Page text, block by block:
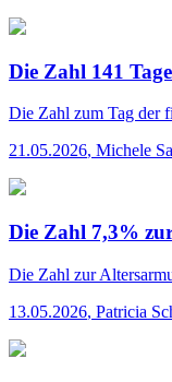
Die Zahl 141
Die Zahl zum Tag der
21.05.2026, Michele
Die Zahl 7,3%
Die Zahl zur
13.05.2026, Patricia